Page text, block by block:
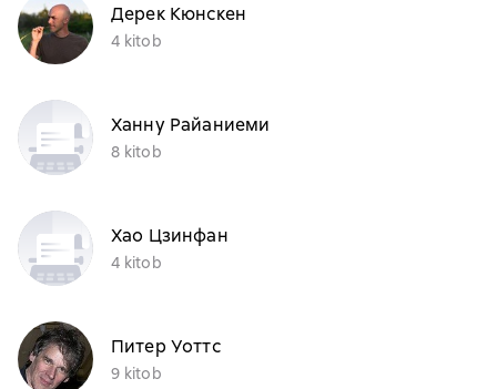
Дерек Кюнскен
4 kitob
Ханну Райаниеми
8 kitob
Хао Цзинфан
4 kitob
Питер Уоттс
9 kitob